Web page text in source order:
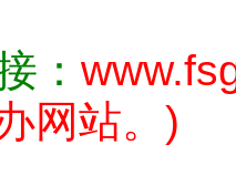
：
网站。)